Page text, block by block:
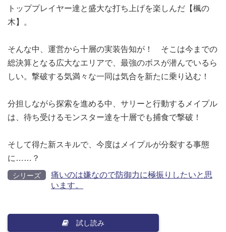
トッププレイヤー達と盛大な打ち上げを楽しんだ【楓の
木】。
そんな中、運営から十層の実装告知が！ そこは今までの
総決算となる広大なエリアで、最強のボスが潜んでいるら
しい。撃破する気満々な一同は気合を新たに乗り込む！
分担しながら探索を進める中、サリーと行動するメイプル
は、待ち受けるモンスター達を十層でも捕食で撃破！
そして得た新スキルで、今度はメイプルが分裂する事態
に……？
シリーズ
痛いのは嫌なので防御力に極振りしたいと思
います。
試し読み